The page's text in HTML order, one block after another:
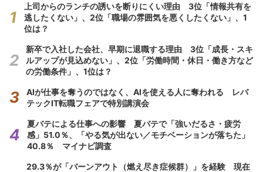
上司からのランチの誘いを断りにくい理由 3位「情報共有を
逃したくない」、2位「職場の雰囲気を悪くしたくない」、1
位は？
新卒で入社した会社、早期に退職する理由 3位「成長・スキ
ルアップが見込めない」、2位「労働時間・休日・働き方など
の労働条件」、1位は？
AIが仕事を奪うのではなく、AIを使える人に奪われる レバ
テックIT転職フェアで特別講演会
夏バテによる仕事への影響 夏バテで「強いだるさ・疲労
感」51.0％、「やる気が出ない／モチベーションが落ちた」
40.8％ マイナビ調査
29.3％が「バーンアウト（燃え尽き症候群）」を経験 現在